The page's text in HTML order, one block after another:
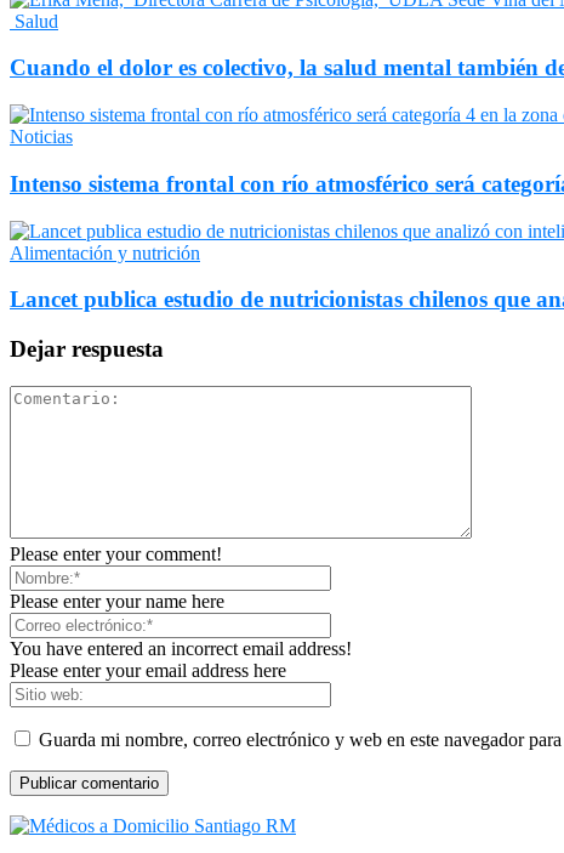
Salud
Cuando el dolor es colectivo, la salud mental también
Noticias
Intenso sistema frontal con río atmosférico será
Alimentación y nutrición
Lancet publica estudio de nutricionistas chilenos que
Dejar respuesta
Please enter your comment!
Please enter your name here
You have entered an incorrect email address!
Please enter your email address here
Guarda mi nombre, correo electrónico y web en este navegador